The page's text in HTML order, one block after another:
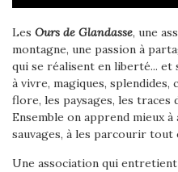
Les Ours de Glandasse, une
montagne, une passion à
qui se réalisent en liberté...
à vivre, magiques, splendides,
flore, les paysages, les traces
Ensemble on apprend mieux
sauvages, à les parcourir tout
Une association qui